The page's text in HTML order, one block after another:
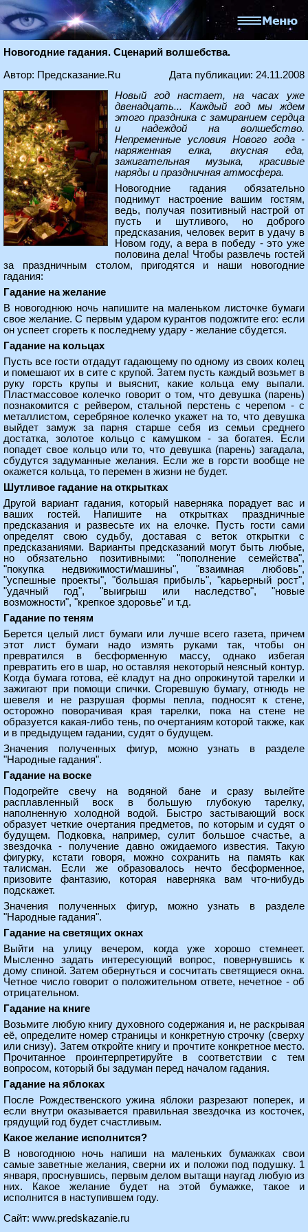
Новогодние гадания. Сценарий волшебства.
Автор: Предсказание.Ru
Дата публикации: 24.11.2008
Новый год настает, на часах уже
двенадцать... Каждый год мы ждем
этого праздника с замиранием сердца
и надеждой на волшебство.
Непременные условия Нового года -
наряженная елка, вкусная еда,
зажигательная музыка, красивые
наряды и праздничная атмосфера.
Новогодние гадания обязательно
поднимут настроение вашим гостям,
ведь, получая позитивный настрой от
пусть и шутливого, но доброго
предсказания, человек верит в удачу в
Новом году, а вера в победу - это уже
половина дела! Чтобы развлечь гостей
за праздничным столом, пригодятся и наши новогодние
гадания:
Гадание на желание
В новогоднюю ночь напишите на маленьком листочке бумаги
свое желание. С первым ударом курантов подожгите его: если
он успеет сгореть к последнему удару - желание сбудется.
Гадание на кольцах
Пусть все гости отдадут гадающему по одному из своих колец
и помешают их в сите с крупой. Затем пусть каждый возьмет в
руку горсть крупы и выяснит, какие кольца ему выпали.
Пластмассовое колечко говорит о том, что девушка (парень)
познакомится с рейвером, стальной перстень с черепом - с
металлистом, серебряное колечко укажет на то, что девушка
выйдет замуж за парня старше себя из семьи среднего
достатка, золотое кольцо с камушком - за богатея. Если
попадет свое кольцо или то, что девушка (парень) загадала,
сбудутся задуманные желания. Если же в горсти вообще не
окажется кольца, то перемен в жизни не будет.
Шутливое гадание на открытках
Другой вариант гадания, который наверняка порадует вас и
ваших гостей. Напишите на открытках праздничные
предсказания и развесьте их на елочке. Пусть гости сами
определят свою судьбу, доставая с веток открытки с
предсказаниями. Варианты предсказаний могут быть любые,
но обязательно позитивными: "пополнение семейства",
"покупка недвижимости/машины", "взаимная любовь",
"успешные проекты", "большая прибыль", "карьерный рост",
"удачный год", "выигрыш или наследство", "новые
возможности", "крепкое здоровье" и т.д.
Гадание по теням
Берется целый лист бумаги или лучше всего газета, причем
этот лист бумаги надо измять руками так, чтобы он
превратился в бесформенную массу, однако избегая
превратить его в шар, но оставляя некоторый неясный контур.
Когда бумага готова, её кладут на дно опрокинутой тарелки и
зажигают при помощи спички. Сгоревшую бумагу, отнюдь не
шевеля и не разрушая формы пепла, подносят к стене,
осторожно поворачивая края тарелки, пока на стене не
образуется какая-либо тень, по очертаниям которой также, как
и в предыдущем гадании, судят о будущем.
Значения полученных фигур, можно узнать в разделе
"Народные гадания".
Гадание на воске
Подогрейте свечу на водяной бане и сразу вылейте
расплавленный воск в большую глубокую тарелку,
наполненную холодной водой. Быстро застывающий воск
образует четкие очертания предметов, по которым и судят о
будущем. Подковка, например, сулит большое счастье, а
звездочка - получение давно ожидаемого известия. Такую
фигурку, кстати говоря, можно сохранить на память как
талисман. Если же образовалось нечто бесформенное,
призовите фантазию, которая наверняка вам что-нибудь
подскажет.
Значения полученных фигур, можно узнать в разделе
"Народные гадания".
Гадание на светящих окнах
Выйти на улицу вечером, когда уже хорошо стемнеет.
Мысленно задать интересующий вопрос, повернувшись к
дому спиной. Затем обернуться и сосчитать светящиеся окна.
Четное число говорит о положительном ответе, нечетное - об
отрицательном.
Гадание на книге
Возьмите любую книгу духовного содержания и, не раскрывая
её, определите номер страницы и конкретную строчку (сверху
или снизу). Затем откройте книгу и прочтите конкретное место.
Прочитанное проинтерпретируйте в соответствии с тем
вопросом, который бы задуман перед началом гадания.
Гадание на яблоках
После Рождественского ужина яблоки разрезают поперек, и
если внутри оказывается правильная звездочка из косточек,
грядущий год будет счастливым.
Какое желание исполнится?
В новогоднюю ночь напиши на маленьких бумажках свои
самые заветные желания, сверни их и положи под подушку. 1
января, проснувшись, первым делом вытащи наугад любую из
них. Какое желание будет на этой бумажке, такое и
исполнится в наступившем году.
Сайт: www.predskazanie.ru